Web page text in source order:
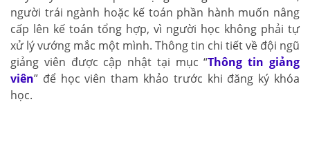
người trái ngành hoặc kế toán phần hành muốn nâng
cấp lên kế toán tổng hợp, vì người học không phải tự
xử lý vướng mắc một mình. Thông tin chi tiết về đội ngũ
giảng viên được cập nhật tại mục “Thông tin giảng
viên” để học viên tham khảo trước khi đăng ký khóa
học.